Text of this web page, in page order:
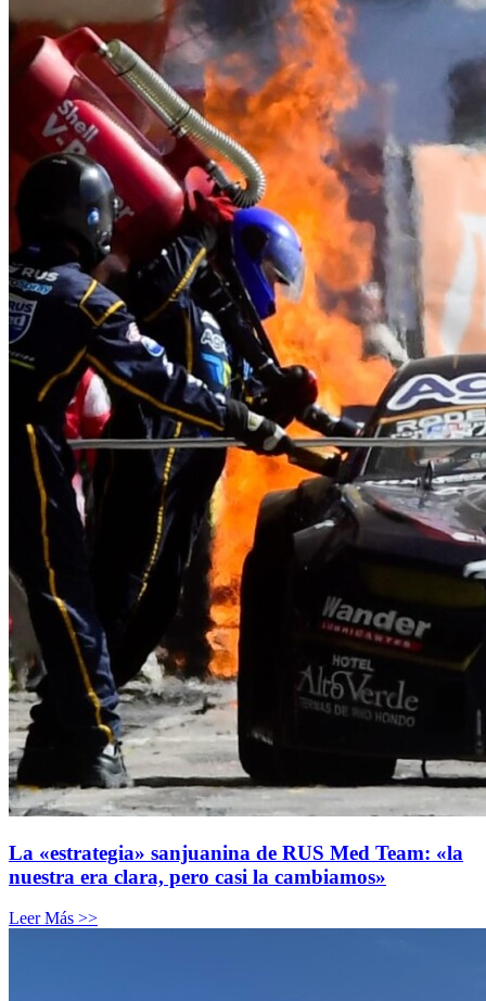
La «estrategia» sanjuanina de RUS Med Team: «la
nuestra era clara, pero casi la cambiamos»
Leer Más >>